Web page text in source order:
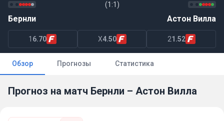
(1:1)
Бернли Астон Вилла
1 6.70 X4.50 21.52
Обзор Прогнозы Статистика
Прогноз на матч Бернли – Астон Вилла